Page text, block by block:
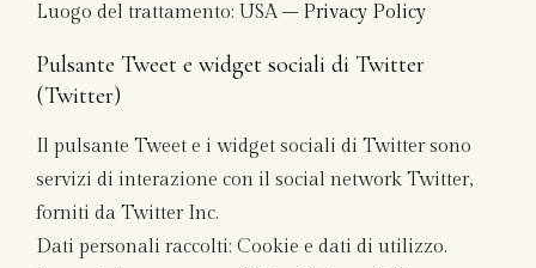
Luogo del trattamento: USA – Privacy Policy
Pulsante Tweet e widget sociali di Twitter
(Twitter)
Il pulsante Tweet e i widget sociali di Twitter sono
servizi di interazione con il social network Twitter,
forniti da Twitter Inc.
Dati personali raccolti: Cookie e dati di utilizzo.